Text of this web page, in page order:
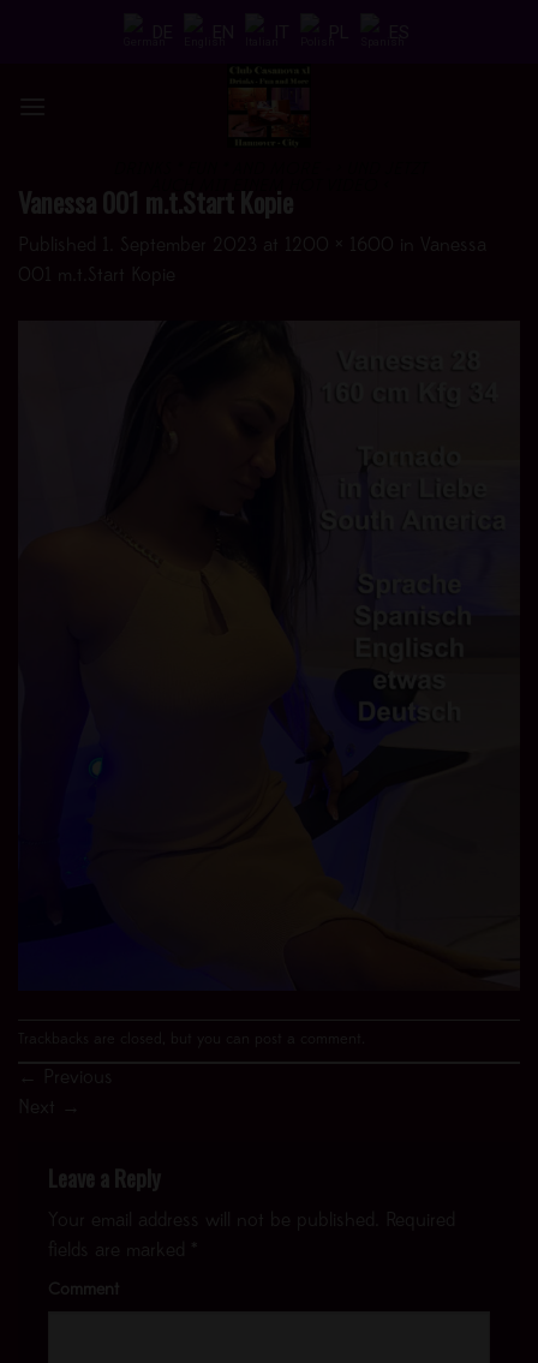
Vanessa 001 m.t.Start Kopie
Published 1. September 2023 at 1200 × 1600
Vanessa
001 m.t.Start Kopie
Trackbacks are closed, but you can post a comment
←
Previous
→
Leave a Reply
Your email address will not be published.
Required
fields are marked
*
Comment